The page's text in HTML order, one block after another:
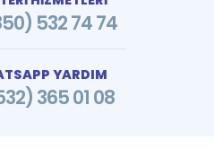
532 74 74
YARDIM
365 01 08